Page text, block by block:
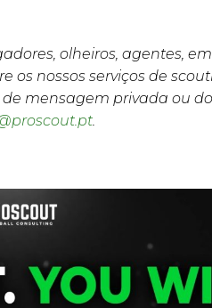
olheiros, agentes,
os nossos serviços de
mensagem privada ou
.